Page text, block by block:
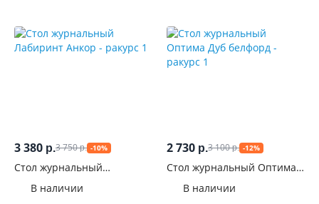
3 380 р.3 750р. -10%
Стол журнальный
В наличии
2 730 р.3 100р. -12%
Стол журнальный Оптима
В наличии